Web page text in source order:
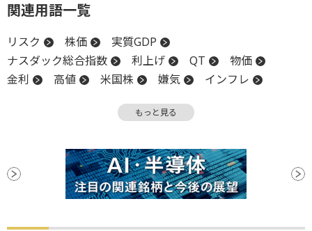
関連用語一覧
リスク 株価
実質GDP
ナスダック総合指数
利上げ QT
物価
金利
高値 米国株 嫌気
インフレ
予防的利下げ 利下げ
もっと見る